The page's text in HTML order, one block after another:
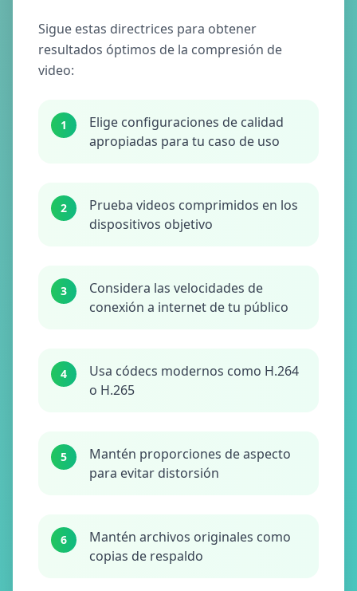
Sigue estas directrices para obtener
resultados óptimos de la compresión de
video:
1
Elige configuraciones de calidad
apropiadas para tu caso de uso
2
Prueba videos comprimidos en los
dispositivos objetivo
3
Considera las velocidades de
conexión a internet de tu público
4
Usa códecs modernos como H.264
o H.265
5
Mantén proporciones de aspecto
para evitar distorsión
6
Mantén archivos originales como
copias de respaldo